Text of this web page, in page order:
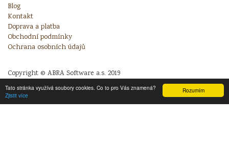
Rozumím
Tato stránka využívá soubory cookies. Co to pro Vás znamená?
Zjistit více
Blog
Kontakt
Doprava a platba
Obchodní podmínky
Ochrana osobních údajů
Copyright © ABRA Software a.s. 2019